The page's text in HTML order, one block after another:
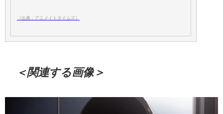
（出典：アニメイトタイムズ）
＜関連する画像＞